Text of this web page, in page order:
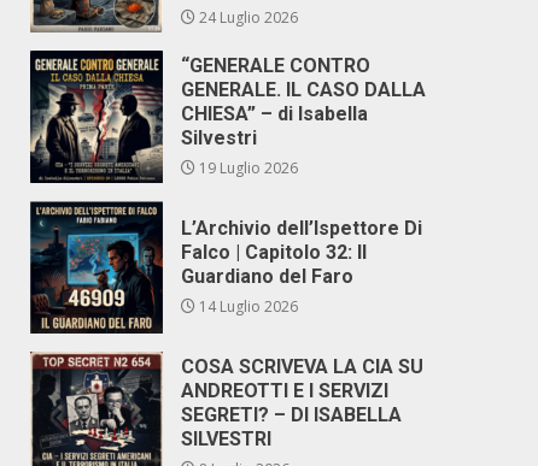
24 Luglio 2026
“GENERALE CONTRO
GENERALE. IL CASO DALLA
CHIESA” – di Isabella
Silvestri
19 Luglio 2026
L’Archivio dell’Ispettore Di
Falco | Capitolo 32: Il
Guardiano del Faro
14 Luglio 2026
COSA SCRIVEVA LA CIA SU
ANDREOTTI E I SERVIZI
SEGRETI? – DI ISABELLA
SILVESTRI